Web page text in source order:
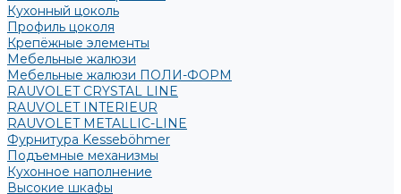
Кухонный цоколь
Профиль цоколя
Крепёжные элементы
Мебельные жалюзи
Мебельные жалюзи ПОЛИ-ФОРМ
RAUVOLET CRYSTAL LINE
RAUVOLET INTERIEUR
RAUVOLET METALLIC-LINE
Фурнитура Kesseböhmer
Подъемные механизмы
Кухонное наполнение
Высокие шкафы